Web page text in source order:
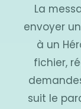
La
envoyer
à un
fichier,
suit le